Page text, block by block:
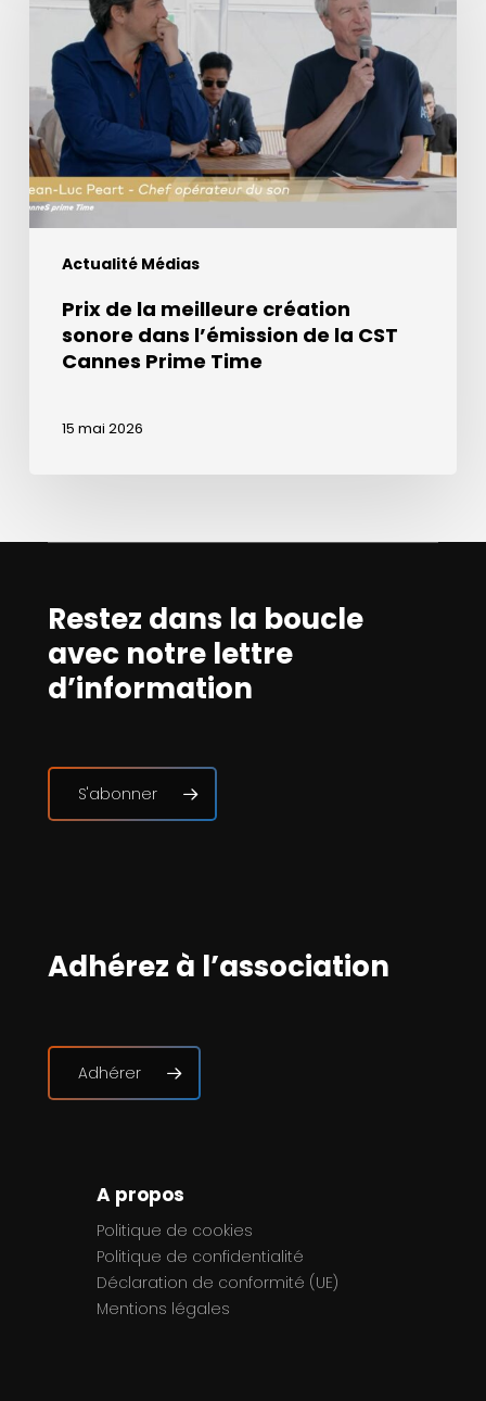
Actualité Médias
la
meilleure
création
sonore
dans
l’émission
de
la
Cannes
TimePrix de la meilleure création
sonore dans l’émission de la CST
Cannes Prime Time
15 mai 2026
Restez dans la boucle
avec notre lettre
d’information
S'abonner
Adhérez à l’association
Adhérer
A propos
Politique de cookies
Politique de confidentialité
Déclaration de conformité (UE)
Mentions légales